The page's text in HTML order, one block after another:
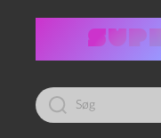
Led
efter: